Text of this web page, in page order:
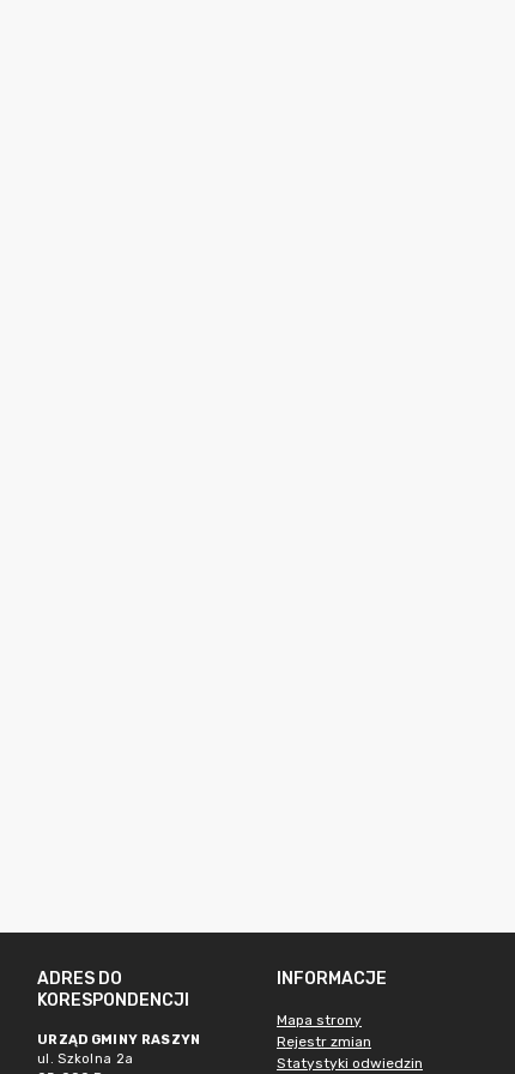
ADRES DO
KORESPONDENCJI
URZĄD GMINY RASZYN
ul. Szkolna 2a
INFORMACJE
Mapa strony
Rejestr zmian
Statystyki odwiedzin